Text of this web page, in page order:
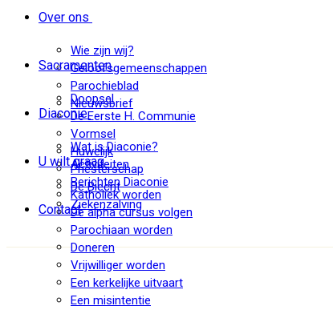
Over ons
Wie zijn wij?
Geloofsgemeenschappen
Parochieblad
Nieuwsbrief
Sacramenten
Doopsel
De Eerste H. Communie
Vormsel
Huwelijk
Priesterschap
De Biecht
Ziekenzalving
Diaconie
Wat is Diaconie?
Activiteiten
Berichten Diaconie
U wilt graag
Katholiek worden
De alpha cursus volgen
Parochiaan worden
Doneren
Vrijwilliger worden
Een kerkelijke uitvaart
Een misintentie
Contact